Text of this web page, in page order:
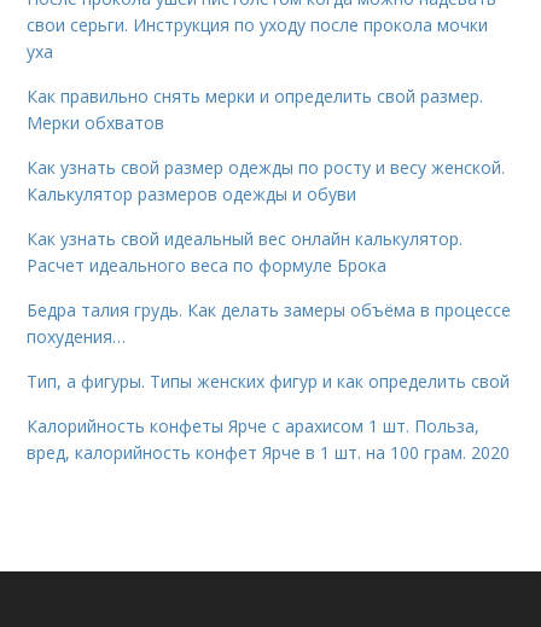
свои серьги. Инструкция по уходу после прокола мочки
уха
Как правильно снять мерки и определить свой размер.
Мерки обхватов
Как узнать свой размер одежды по росту и весу женской.
Калькулятор размеров одежды и обуви
Как узнать свой идеальный вес онлайн калькулятор.
Расчет идеального веса по формуле Брока
Бедра талия грудь. Как делать замеры объёма в процессе
похудения…
Тип, а фигуры. Типы женских фигур и как определить свой
Калорийность конфеты Ярче с арахисом 1 шт. Польза,
вред, калорийность конфет Ярче в 1 шт. на 100 грам. 2020